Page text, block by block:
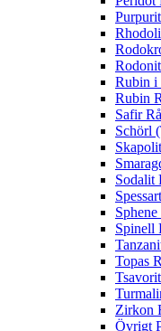
Rubin i
Rubin
Safir
Schörl
Sodalit
Spinell
Topas
Zirkon
Övrigt